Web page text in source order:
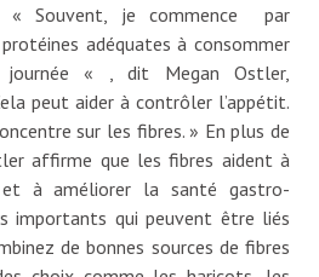
« Souvent, je commence par
adéquates à consommer
« , dit Megan Ostler,
peut aider à contrôler l’appétit.
sur les fibres. » En plus de
affirme que les fibres aident à
à améliorer la santé gastro-
importants qui peuvent être liés
de bonnes sources de fibres